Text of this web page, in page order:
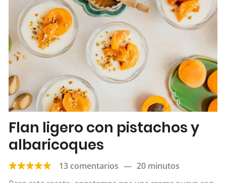
Flan ligero con pistachos y
albaricoques
13 comentarios — 20 minutos